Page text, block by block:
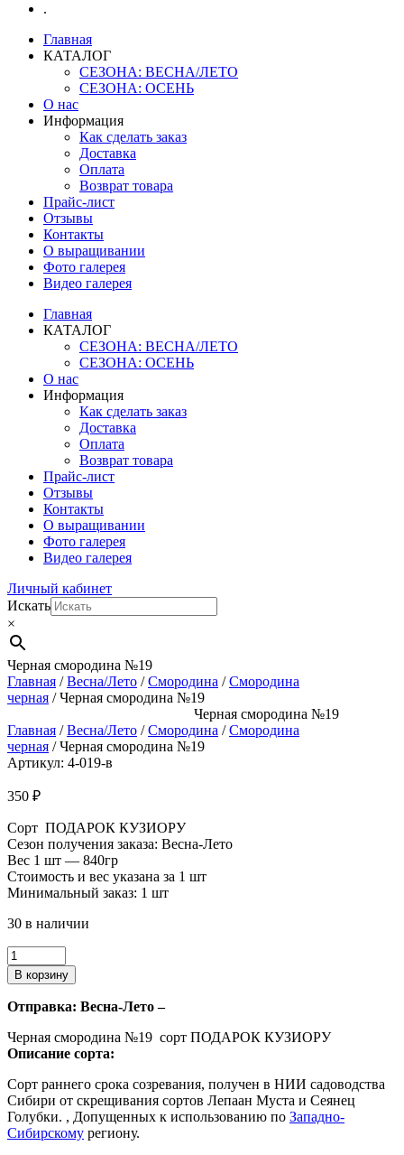
.
Главная
КАТАЛОГ
СЕЗОНА: ВЕСНА/ЛЕТО
СЕЗОНА: ОСЕНЬ
О нас
Информация
Как сделать заказ
Доставка
Оплата
Возврат товара
Прайс-лист
Отзывы
Контакты
О выращивании
Фото галерея
Видео галерея
Главная
КАТАЛОГ
СЕЗОНА: ВЕСНА/ЛЕТО
СЕЗОНА: ОСЕНЬ
О нас
Информация
Как сделать заказ
Доставка
Оплата
Возврат товара
Прайс-лист
Отзывы
Контакты
О выращивании
Фото галерея
Видео галерея
Личный кабинет
Искать
×
Черная смородина №19
Главная /Весна/Лето /Смородина /Смородина
черная / Черная смородина №19
Черная смородина №19
Главная /Весна/Лето /Смородина /Смородина
черная / Черная смородина №19
Артикул: 4-019-в
350 ₽
Сорт ПОДАРОК КУЗИОРУ
Сезон получения заказа: Весна-Лето
Вес 1 шт — 840гр
Стоимость и вес указана за 1 шт
Минимальный заказ: 1 шт
30 в наличии
Количество
товара
Черная
смородина
№19
В корзину
Отправка: Весна-Лето–
Черная смородина №19 сорт ПОДАРОК КУЗИОРУ
Описание сорта:
Сорт раннего срока созревания, получен в НИИ садоводства
Сибири от скрещивания сортов Лепаан Муста и Сеянец
Голубки. , Допущенных к использованию по Западно-
Сибирскому региону.